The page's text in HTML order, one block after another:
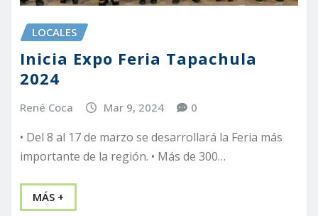
LOCALES
Inicia Expo Feria Tapachula
2024
René Coca Mar 9, 2024 0
• Del 8 al 17 de marzo se desarrollará la Feria más
importante de la región. • Más de 300…
MÁS +